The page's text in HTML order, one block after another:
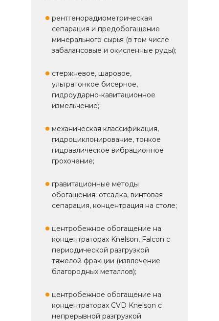
рентгенорадиометрическая
сепарация и предобогащение
минерального сырья (в том числе
забалансовые и окисленные руды);
стержневое, шаровое,
ультратонкое бисерное,
гидроударно-кавитационное
измельчение;
механическая классификация,
гидроциклонирование, тонкое
гидравлическое вибрационное
грохочение;
гравитационные методы
обогащения: отсадка, винтовая
сепарация, концентрация на столе;
центробежное обогащение на
концентраторах Knelson, Falcon с
периодической разгрузкой
тяжелой фракции (извлечение
благородных металлов);
центробежное обогащение на
концентраторах CVD Knelson с
непрерывной разгрузкой